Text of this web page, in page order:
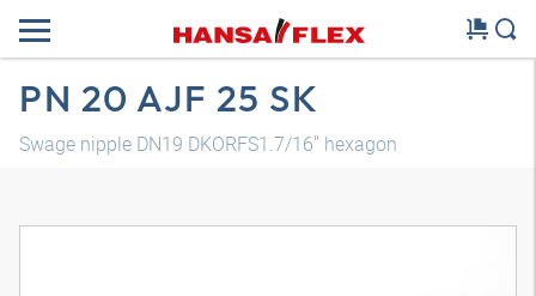
PN 20 AJF 25 SK
Swage nipple DN19 DKORFS1.7/16" hexagon